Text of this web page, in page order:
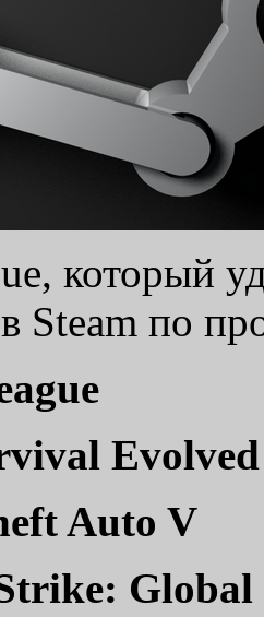
который
Steam по
Evolved
Auto V
Global